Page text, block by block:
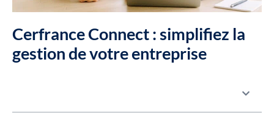
Cerfrance Connect : simplifiez la
gestion de votre entreprise